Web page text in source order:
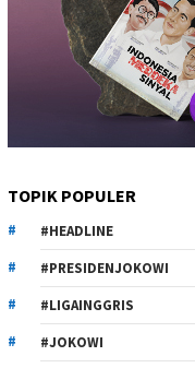
TOPIK POPULER
#HEADLINE
#PRESIDENJOKOWI
#LIGAINGGRIS
#JOKOWI